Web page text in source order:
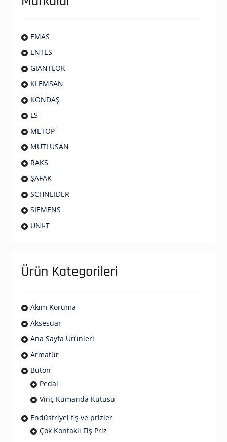
EMAS
ENTES
GIANTLOK
KLEMSAN
KONDAŞ
LS
METOP
MUTLUSAN
RAKS
ŞAFAK
SCHNEIDER
SIEMENS
UNI-T
Ürün Kategorileri
Akım Koruma
Aksesuar
Ana Sayfa Ürünleri
Armatür
Buton
Pedal
Vinç Kumanda Kutusu
Endüstriyel fiş ve prizler
Çok Kontaklı Fiş Priz